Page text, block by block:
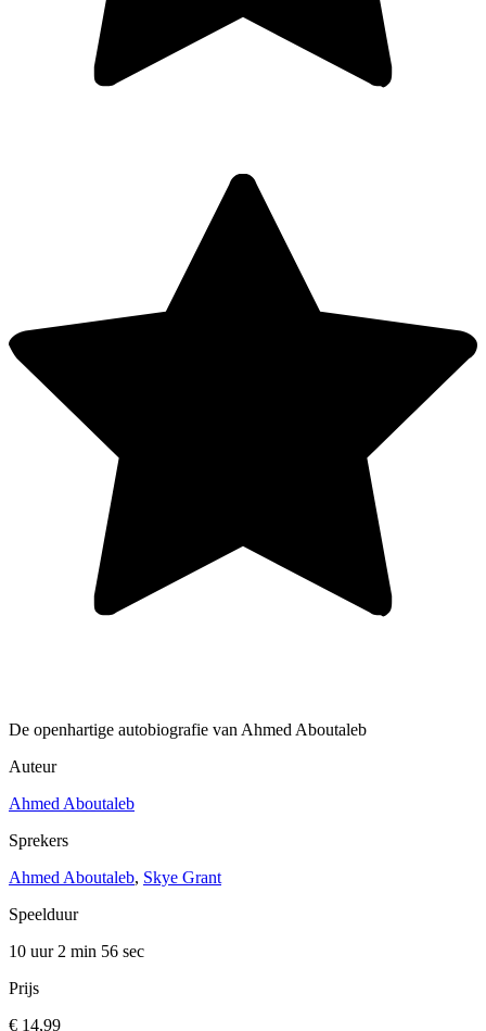
De openhartige autobiografie van Ahmed Aboutaleb
Auteur
Ahmed Aboutaleb
Sprekers
Ahmed Aboutaleb, Skye Grant
Speelduur
10 uur 2 min 56 sec
Prijs
€ 14,99